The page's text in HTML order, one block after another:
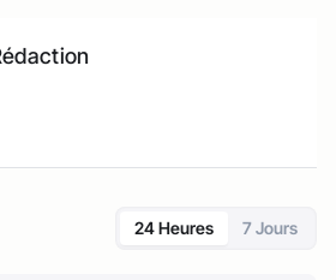
24 Heures 7 Jours